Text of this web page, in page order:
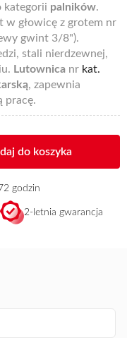
kategorii palników.
w głowicę z grotem nr
gwint 3/8").
stali nierdzewnej,
Lutownica nr kat.
, zapewnia
pracę.
do koszyka
godzin
2-letnia gwarancja